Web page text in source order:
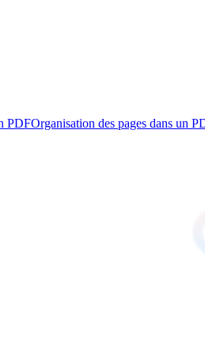
PDFOrganisation des pages dans un